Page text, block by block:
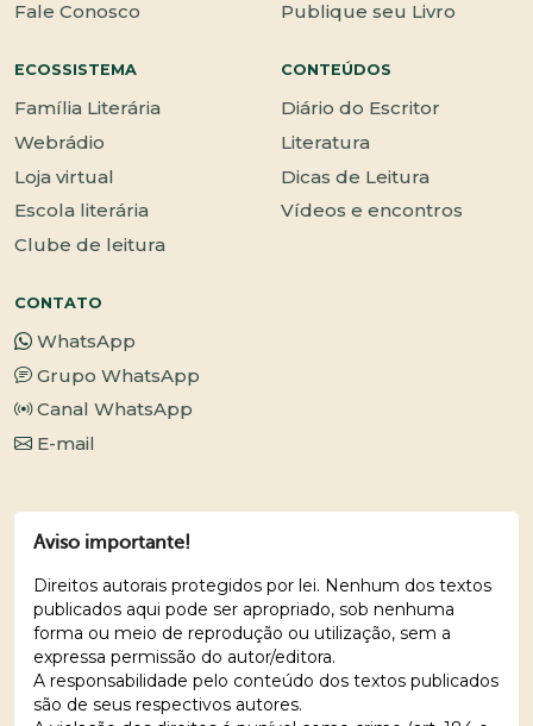
Fale Conosco
Publique seu Livro
ECOSSISTEMA
Família Literária
Webrádio
Loja virtual
Escola literária
Clube de leitura
CONTEÚDOS
Diário do Escritor
Literatura
Dicas de Leitura
Vídeos e encontros
CONTATO
WhatsApp
Grupo WhatsApp
Canal WhatsApp
E-mail
Aviso importante!
Direitos autorais protegidos por lei. Nenhum dos textos
publicados aqui pode ser apropriado, sob nenhuma
forma ou meio de reprodução ou utilização, sem a
expressa permissão do autor/editora.
A responsabilidade pelo conteúdo dos textos publicados
são de seus respectivos autores.